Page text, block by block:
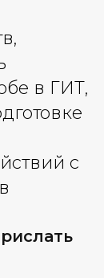
в ГИТ,
с